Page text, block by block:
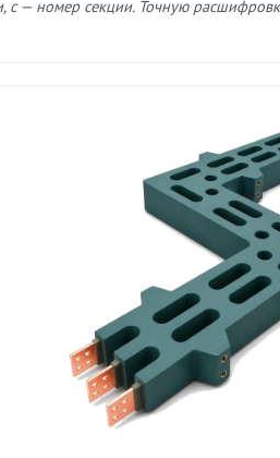
c — номер секции. Точную